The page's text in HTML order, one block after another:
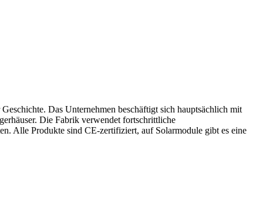
Das Unternehmen beschäftigt sich hauptsächlich mit
Die Fabrik verwendet fortschrittliche
Alle Produkte sind CE-zertifiziert, auf Solarmodule gibt es eine